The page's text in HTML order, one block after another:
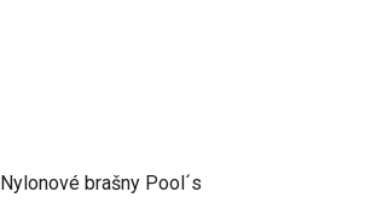
Nylonové brašny Pool´s